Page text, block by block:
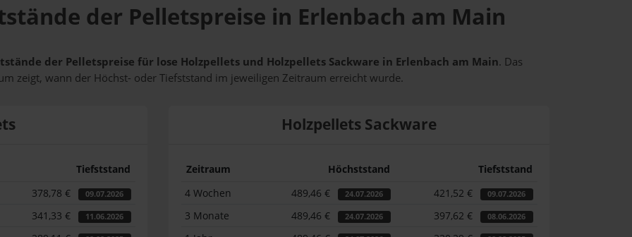
der Pelletspreise in Erlenbach am Main
der Pelletspreise für lose Holzpellets und Holzpellets Sackware in Erlenbach am Main. Das
zeigt, wann der Höchst- oder Tiefststand im jeweiligen Zeitraum erreicht wurde.
Tiefststand
378,78 € 09.07.2026
341,33 € 11.06.2026
Holzpellets Sackware
Zeitraum Höchststand
Tiefststand
4 Wochen
489,46 € 24.07.2026 421,52 € 09.07.2026
3 Monate 489,46 € 24.07.2026 397,62 € 08.06.2026